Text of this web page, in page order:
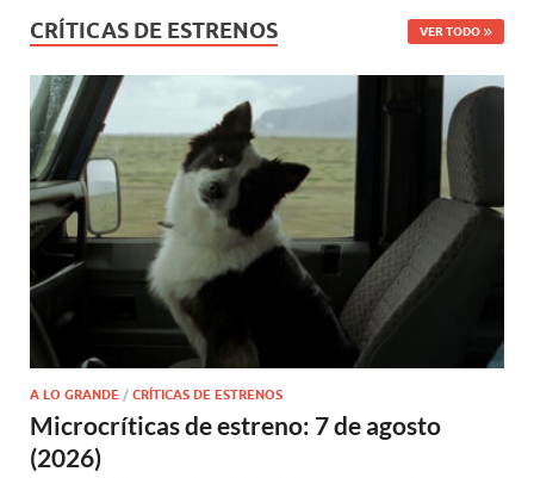
CRÍTICAS DE ESTRENOS VER TODO
A LO GRANDE / CRÍTICAS DE ESTRENOS
Microcríticas de estreno: 7 de agosto
(2026)